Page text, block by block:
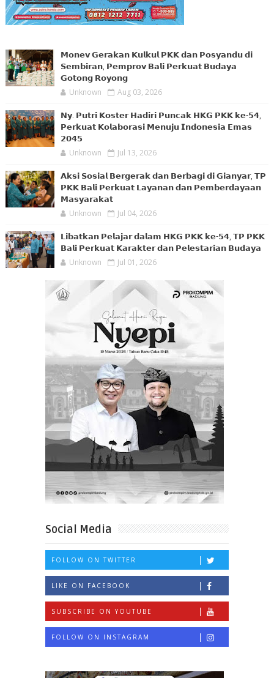
𝗠𝗼𝗻𝗲𝘃 𝗚𝗲𝗿𝗮𝗸𝗮𝗻 𝗞𝘂𝗹𝗸𝘂𝗹 𝗣𝗞𝗞 𝗱𝗮𝗻 𝗣𝗼𝘀𝘆𝗮𝗻𝗱𝘂 𝗱𝗶
𝗦𝗲𝗺𝗯𝗶𝗿𝗮𝗻, 𝗣𝗲𝗺𝗽𝗿𝗼𝘃 𝗕𝗮𝗹𝗶 𝗣𝗲𝗿𝗸𝘂𝗮𝘁 𝗕𝘂𝗱𝗮𝘆𝗮
𝗚𝗼𝘁𝗼𝗻𝗴 𝗥𝗼𝘆𝗼𝗻𝗴
Unknown Aug 03, 2026
𝗡𝘆. 𝗣𝘂𝘁𝗿𝗶 𝗞𝗼𝘀𝘁𝗲𝗿 𝗛𝗮𝗱𝗶𝗿𝗶 𝗣𝘂𝗻𝗰𝗮𝗸 𝗛𝗞𝗚 𝗣𝗞𝗞 𝗸𝗲-𝟱𝟰,
𝗣𝗲𝗿𝗸𝘂𝗮𝘁 𝗞𝗼𝗹𝗮𝗯𝗼𝗿𝗮𝘀𝗶 𝗠𝗲𝗻𝘂𝗷𝘂 𝗜𝗻𝗱𝗼𝗻𝗲𝘀𝗶𝗮 𝗘𝗺𝗮𝘀
𝟮𝟬𝟰𝟱
Unknown Jul 13, 2026
𝗔𝗸𝘀𝗶 𝗦𝗼𝘀𝗶𝗮𝗹 𝗕𝗲𝗿𝗴𝗲𝗿𝗮𝗸 𝗱𝗮𝗻 𝗕𝗲𝗿𝗯𝗮𝗴𝗶 𝗱𝗶 𝗚𝗶𝗮𝗻𝘆𝗮𝗿, 𝗧𝗣
𝗣𝗞𝗞 𝗕𝗮𝗹𝗶 𝗣𝗲𝗿𝗸𝘂𝗮𝘁 𝗟𝗮𝘆𝗮𝗻𝗮𝗻 𝗱𝗮𝗻 𝗣𝗲𝗺𝗯𝗲𝗿𝗱𝗮𝘆𝗮𝗮𝗻
𝗠𝗮𝘀𝘆𝗮𝗿𝗮𝗸𝗮𝘁
Unknown Jul 04, 2026
𝗟𝗶𝗯𝗮𝘁𝗸𝗮𝗻 𝗣𝗲𝗹𝗮𝗷𝗮𝗿 𝗱𝗮𝗹𝗮𝗺 𝗛𝗞𝗚 𝗣𝗞𝗞 𝗸𝗲-𝟱𝟰, 𝗧𝗣 𝗣𝗞𝗞
𝗕𝗮𝗹𝗶 𝗣𝗲𝗿𝗸𝘂𝗮𝘁 𝗞𝗮𝗿𝗮𝗸𝘁𝗲𝗿 𝗱𝗮𝗻 𝗣𝗲𝗹𝗲𝘀𝘁𝗮𝗿𝗶𝗮𝗻 𝗕𝘂𝗱𝗮𝘆𝗮
Unknown Jul 01, 2026
Social Media
FOLLOW ON TWITTER
LIKE ON FACEBOOK
SUBSCRIBE ON YOUTUBE
FOLLOW ON INSTAGRAM